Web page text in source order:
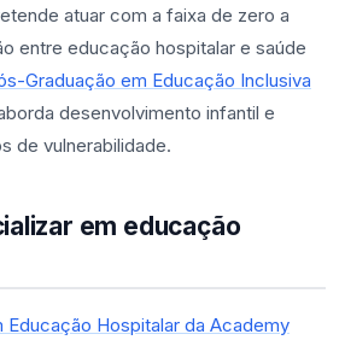
atuar com a faixa de zero a
entre educação hospitalar e saúde
Graduação em Educação Inclusiva
desenvolvimento infantil e
de vulnerabilidade.
em educação
Educação Hospitalar da Academy